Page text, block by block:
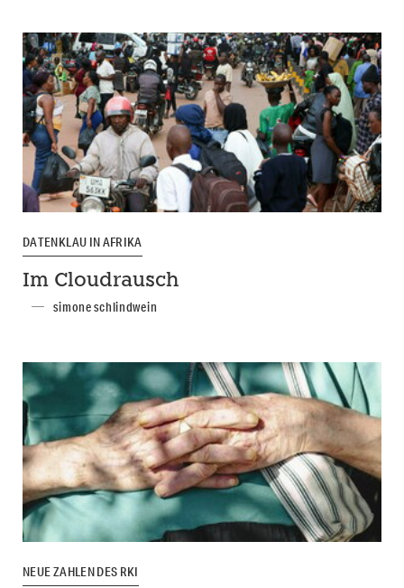
DATENKLAU IN AFRIKA
Im Cloudrausch
simone schlindwein
NEUE ZAHLEN DES RKI